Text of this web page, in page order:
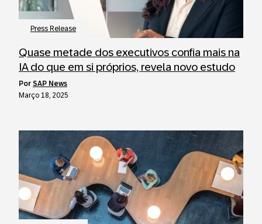
Press Release
Quase metade dos executivos confia mais na
IA do que em si próprios, revela novo estudo
por SAP News
Março 18, 2025